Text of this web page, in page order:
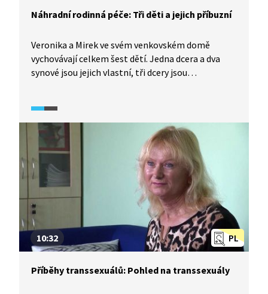
Náhradní rodinná péče: Tři děti a jejich příbuzní
Veronika a Mirek ve svém venkovském domě
vychovávají celkem šest dětí. Jedna dcera a dva
synové jsou jejich vlastní, tři dcery jsou
a respektují. Rodina je v kontaktu také
s biologickou babičkou sester Báry a Gábinky
a dokonce i s Katčinou biologickou matkou
závislou na drogách, které podali pomocnou ruku,
když neměla žádné bydlení ani práci.
PL
10:32
Příběhy transsexuálů: Pohled na transsexuály